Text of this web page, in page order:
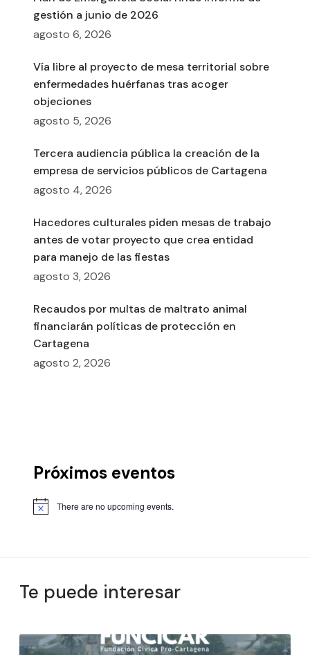
gestión a junio de 2026
agosto 6, 2026
Vía libre al proyecto de mesa territorial sobre
enfermedades huérfanas tras acoger
objeciones
agosto 5, 2026
Tercera audiencia pública la creación de la
empresa de servicios públicos de Cartagena
agosto 4, 2026
Hacedores culturales piden mesas de trabajo
antes de votar proyecto que crea entidad
para manejo de las fiestas
agosto 3, 2026
Recaudos por multas de maltrato animal
financiarán políticas de protección en
Cartagena
agosto 2, 2026
Próximos eventos
There are no upcoming events.
Te puede interesar